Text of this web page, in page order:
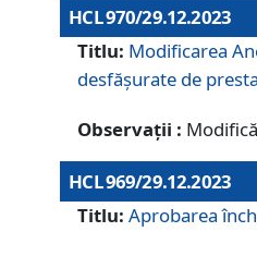
HCL 970/29.12.2023
Titlu: Modificarea
desfășurate de
Observații :
HCL 969/29.12.2023
Titlu: Aprobarea